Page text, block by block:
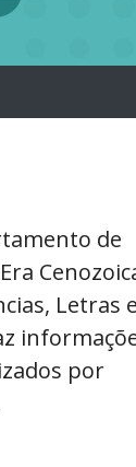
de
Letras e
por